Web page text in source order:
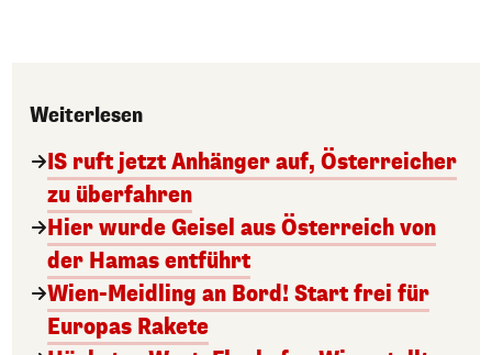
Weiterlesen
IS ruft jetzt Anhänger auf, Österreicher
zu überfahren
Hier wurde Geisel aus Österreich von
der Hamas entführt
Wien-Meidling an Bord! Start frei für
Europas Rakete